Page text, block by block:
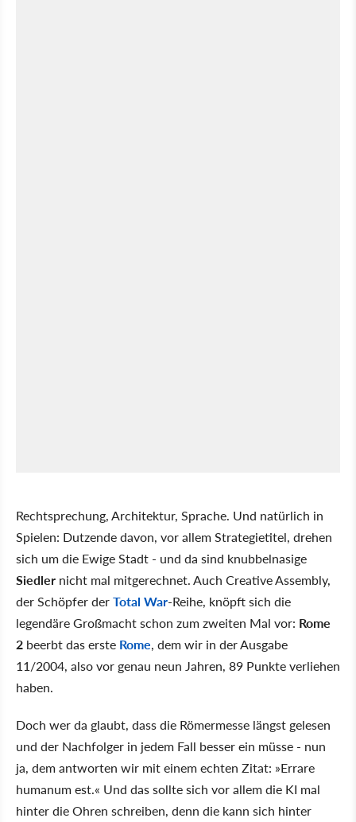
Rechtsprechung, Architektur, Sprache. Und natürlich in
Spielen: Dutzende davon, vor allem Strategietitel, drehen
sich um die Ewige Stadt - und da sind knubbelnasige
Siedler nicht mal mitgerechnet. Auch Creative Assembly,
der Schöpfer derTotal War-Reihe, knöpft sich die
legendäre Großmacht schon zum zweiten Mal vor: Rome
2 beerbt das erste Rome, dem wir in der Ausgabe
11/2004, also vor genau neun Jahren, 89 Punkte verliehen
haben.
Doch wer da glaubt, dass die Römermesse längst gelesen
und der Nachfolger in jedem Fall besser ein müsse - nun
ja, dem antworten wir mit einem echten Zitat: »Errare
humanum est.« Und das sollte sich vor allem die KI mal
hinter die Ohren schreiben, denn die kann sich hinter